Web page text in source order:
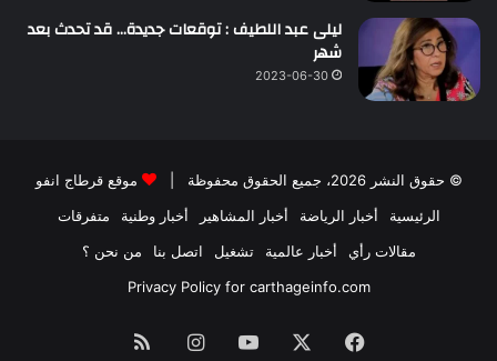
ليلى عبد اللطيف : توقعات جديدة… قد تحدث بعد
شهر
2023-06-30
© حقوق النشر 2026، جميع الحقوق محفوظة |
موقع قرطاج انفو
الرئيسية
أخبار الرياضة أخبار المشاهير أخبار وطنية
متفرقات
مقالات رأي
أخبار عالمية تشغيل اتصل بنا
من نحن ؟
Privacy Policy for carthageinfo.com
فيسبوك ‫YouTubeانستقرام